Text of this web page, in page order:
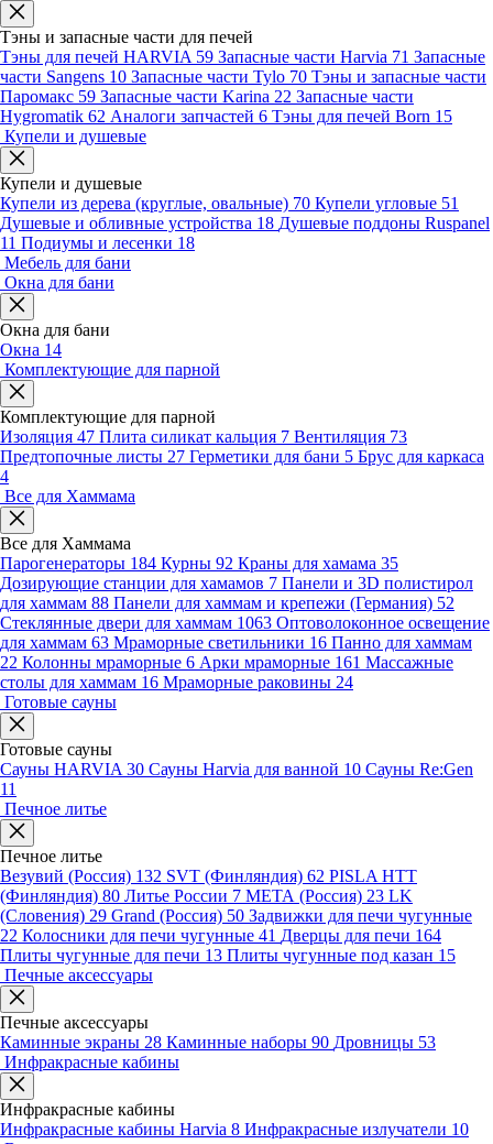
Тэны и запасные части для печей
Тэны для печей HARVIA 59 Запасные части Harvia 71 Запасные
части Sangens 10 Запасные части Tylo 70 Тэны и запасные части
Паромакс 59 Запасные части Karina 22 Запасные части
Hygromatik 62 Аналоги запчастей 6 Тэны для печей Born 15
Купели и душевые
Купели и душевые
Купели из дерева (круглые, овальные) 70 Купели угловые 51
Душевые и обливные устройства 18 Душевые поддоны Ruspanel
11 Подиумы и лесенки 18
Мебель для бани
Окна для бани
Окна для бани
Окна 14
Комплектующие для парной
Комплектующие для парной
Изоляция 47 Плита силикат кальция 7 Вентиляция 73
Предтопочные листы 27 Герметики для бани 5 Брус для каркаса
4
Все для Хаммама
Все для Хаммама
Парогенераторы 184 Курны 92 Краны для хамама 35
Дозирующие станции для хамамов 7 Панели и 3D полистирол
для хаммам 88 Панели для хаммам и крепежи (Германия) 52
Стеклянные двери для хаммам 1063 Оптоволоконное освещение
для хаммам 63 Мраморные светильники 16 Панно для хаммам
22 Колонны мраморные 6 Арки мраморные 161 Массажные
столы для хаммам 16 Мраморные раковины 24
Готовые сауны
Готовые сауны
Сауны HARVIA 30 Сауны Harvia для ванной 10 Сауны Re:Gen
11
Печное литье
Печное литье
Везувий (Россия) 132 SVT (Финляндия) 62 PISLA HTT
(Финляндия) 80 Литье России 7 МЕТА (Россия) 23 LK
(Словения) 29 Grand (Россия) 50 Задвижки для печи чугунные
22 Колосники для печи чугунные 41 Дверцы для печи 164
Плиты чугунные для печи 13 Плиты чугунные под казан 15
Печные аксессуары
Печные аксессуары
Каминные экраны 28 Каминные наборы 90 Дровницы 53
Инфракрасные кабины
Инфракрасные кабины
Инфракрасные кабины Harvia 8 Инфракрасные излучатели 10